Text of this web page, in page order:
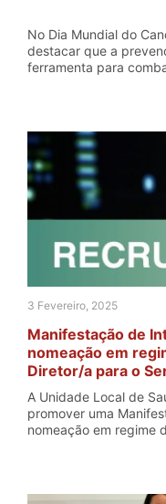
No Dia Mundial do
destacar que a
ferramenta para
3 Fevereiro, 2025
Manifestação de
nomeação em
Diretor/a para o
Informação
A Unidade Local de
promover uma
nomeação em